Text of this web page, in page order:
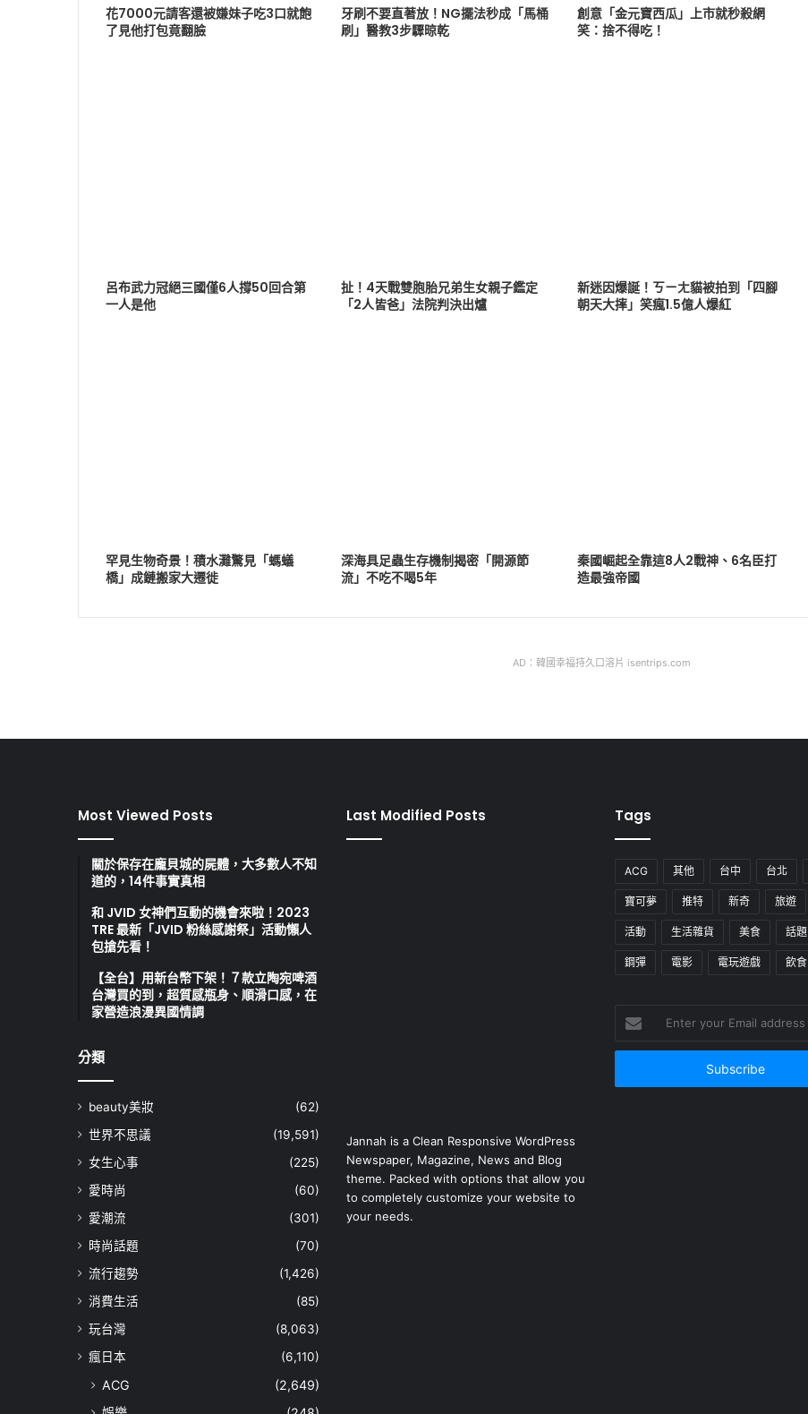
花7000元請客還被嫌妹子吃3口就飽
了見他打包竟翻臉
牙刷不要直著放！NG擺法秒成「馬桶
刷」醫教3步驟晾乾
創意「金元寶西瓜」上市就秒殺網
笑：捨不得吃！
呂布武力冠絕三國僅6人撐50回合第
一人是他
扯！4天戰雙胞胎兄弟生女親子鑑定
「2人皆爸」法院判決出爐
新迷因爆誕！ㄎㄧㄤ貓被拍到「四腳
朝天大摔」笑瘋1.5億人爆紅
罕見生物奇景！積水灘驚見「螞蟻
橋」成鏈搬家大遷徙
深海具足蟲生存機制揭密「開源節
流」不吃不喝5年
秦國崛起全靠這8人2戰神、6名臣打
造最強帝國
AD：韓國幸福持久口溶片 isentrips.com
Most Viewed Posts
關於保存在龐貝城的屍體，大多數人不知
道的，14件事實真相
和 JVID 女神們互動的機會來啦！2023
TRE 最新「JVID 粉絲感謝祭」活動懶人
包搶先看！
【全台】用新台幣下架！７款立陶宛啤酒
台灣買的到，超質感瓶身、順滑口感，在
家營造浪漫異國情調
分類
beauty美妝
(62)
世界不思議
(19,591)
女生心事
(225)
愛時尚
(60)
愛潮流
(301)
時尚話題
(70)
流行趨勢
(1,426)
消費生活
(85)
玩台灣
(8,063)
瘋日本
(6,110)
ACG
(2,649)
Last Modified Posts
Jannah is a Clean Responsive WordPress
Newspaper, Magazine, News and Blog
theme. Packed with options that allow you
to completely customize your website to
your needs.
Tags
ACG 其他 台中 台北
寶可夢 推特 新奇 旅遊
活動 生活雜貨 美食 話題
鋼彈 電影 電玩遊戲 飲食
your
Email